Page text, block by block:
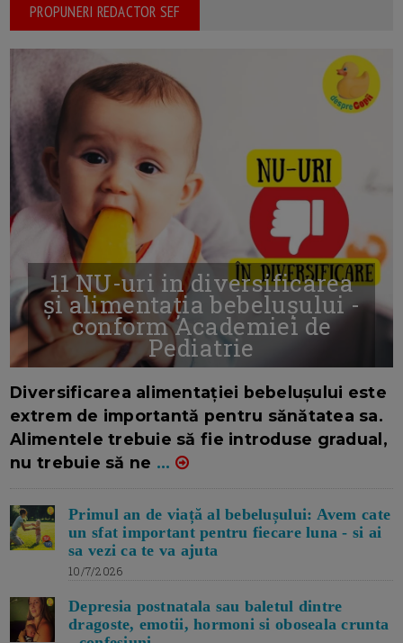
PROPUNERI REDACTOR SEF
11 NU-uri in diversificarea
și alimentația bebelușului -
conform Academiei de
Pediatrie
Diversificarea alimentației bebelușului este
extrem de importantă pentru sănătatea sa.
Alimentele trebuie să fie introduse gradual,
nu trebuie să ne ...
Primul an de viață al bebelușului: Avem cate
un sfat important pentru fiecare luna - si ai
sa vezi ca te va ajuta
10/7/2026
Depresia postnatala sau baletul dintre
dragoste, emotii, hormoni si oboseala crunta